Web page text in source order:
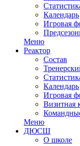
Календарь
Игровая
Меню
Реактор
Состав
Календарь
Игровая
Визитная
Меню
ДЮСШ
О школе